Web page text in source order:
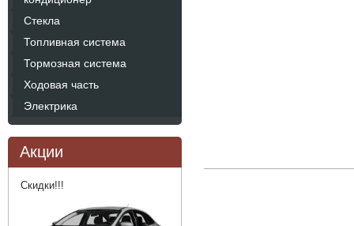
Стекла
Топливная система
Тормозная система
Ходовая часть
Электрика
Акции
Скидки!!!